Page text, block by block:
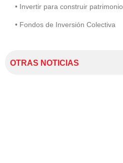
• Invertir para construir patrimonio
• Fondos de Inversión Colectiva
OTRAS NOTICIAS